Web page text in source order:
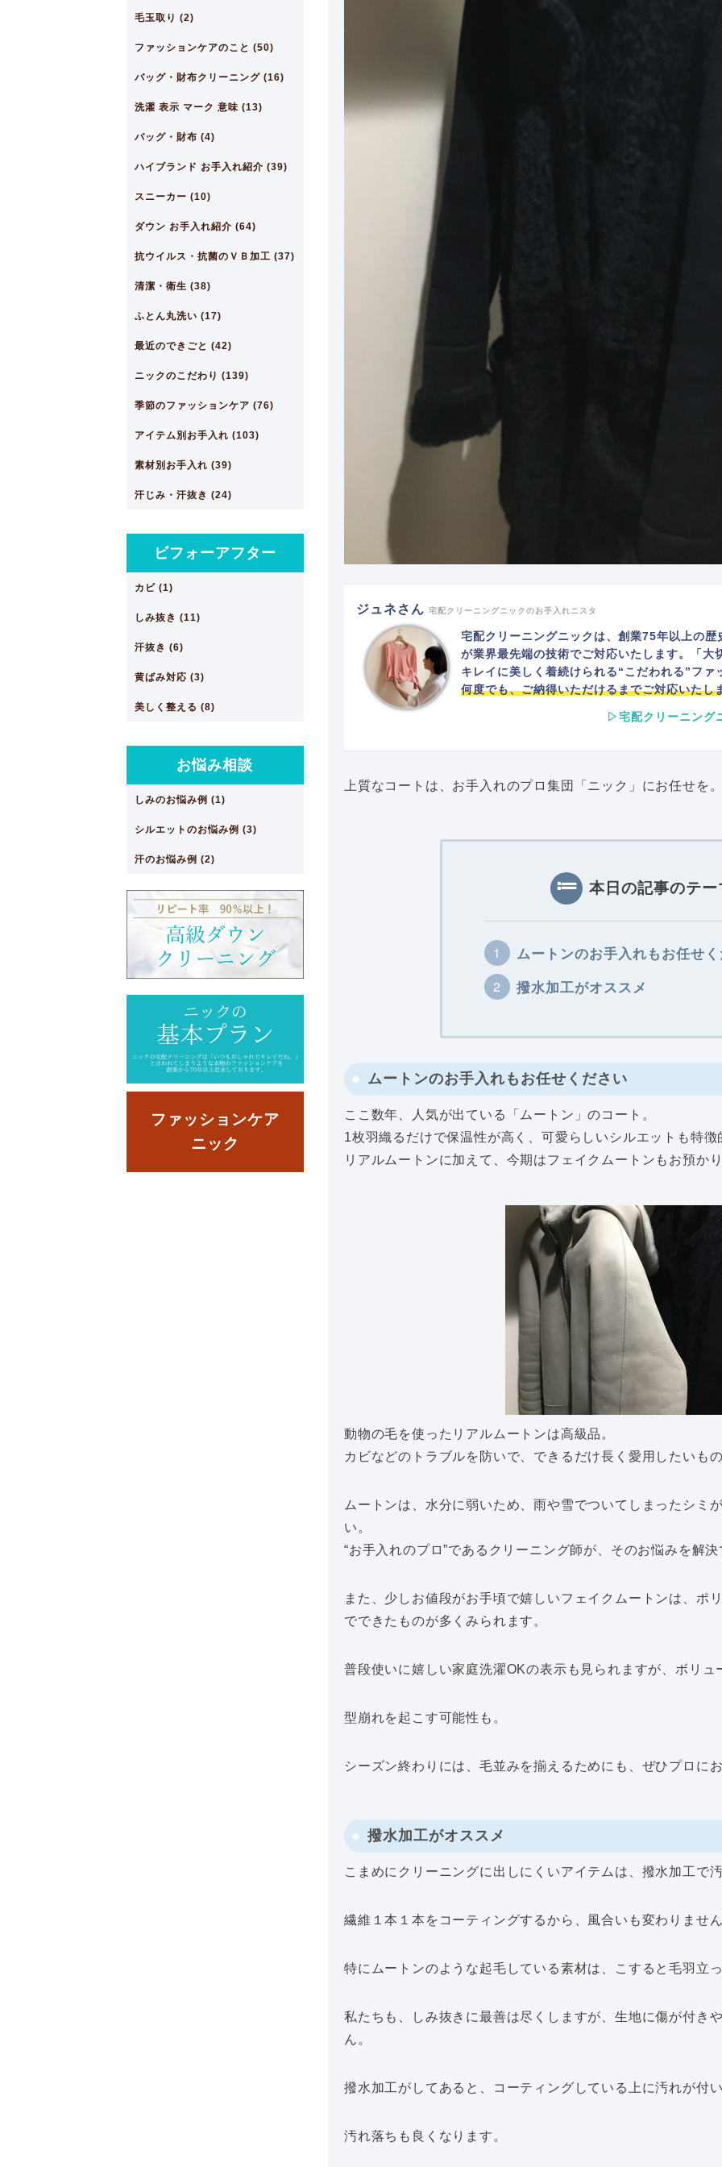
ジュネさん 宅配クリーニングニックのお手入れニスタ
宅配クリーニングニックは、創業75年以上の
が業界最先端の技術でご対応いたします。「大
キレイに美しく着続けられる“こだわれる”ファ
何度でも、ご納得いただけるまでご対応いたし
▷宅配クリーニング
上質なコートは、お手入れのプロ集団「ニック」にお任せを。
本日の記事のテー
ムートンのお手入れもお任せ
撥水加工がオススメ
ムートンのお手入れもお任せください
ここ数年、人気が出ている「ムートン」のコート。
1枚羽織るだけで保温性が高く、可愛らしいシルエットも特徴
リアルムートンに加えて、今期はフェイクムートンもお預か
動物の毛を使ったリアルムートンは高級品。
カビなどのトラブルを防いで、できるだけ長く愛用したいもの
ムートンは、水分に弱いため、雨や雪でついてしまったシミ
い。
“お手入れのプロ”であるクリーニング師が、そのお悩みを解決
また、少しお値段がお手頃で嬉しいフェイクムートンは、ポ
でできたものが多くみられます。
普段使いに嬉しい家庭洗濯OKの表示も見られますが、ボリュ
型崩れを起こす可能性も。
シーズン終わりには、毛並みを揃えるためにも、ぜひプロに
撥水加工がオススメ
こまめにクリーニングに出しにくいアイテムは、撥水加工で
繊維１本１本をコーティングするから、風合いも変わりません
特にムートンのような起毛している素材は、こすると毛羽立
私たちも、しみ抜きに最善は尽くしますが、生地に傷が付き
ん。
撥水加工がしてあると、コーティングしている上に汚れが付
汚れ落ちも良くなります。
毛玉取り (2)
ファッションケアのこと (50)
バッグ・財布クリーニング (16)
洗濯 表示 マーク 意味 (13)
バッグ・財布 (4)
ハイブランド お手入れ紹介 (39)
スニーカー (10)
ダウン お手入れ紹介 (64)
抗ウイルス・抗菌のＶＢ加工 (37)
清潔・衛生 (38)
ふとん丸洗い (17)
最近のできごと (42)
ニックのこだわり (139)
季節のファッションケア (76)
アイテム別お手入れ (103)
素材別お手入れ (39)
汗じみ・汗抜き (24)
ビフォーアフター
カビ (1)
しみ抜き (11)
汗抜き (6)
黄ばみ対応 (3)
美しく整える (8)
お悩み相談
しみのお悩み例 (1)
シルエットのお悩み例 (3)
汗のお悩み例 (2)
ファッションケア
ニック